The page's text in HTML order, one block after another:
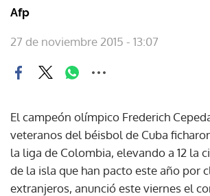
Afp
27 de noviembre 2015 - 13:07
El campeón olímpico Frederich
veteranos del béisbol de Cuba
la liga de Colombia, elevando a 12 la
de la isla que han pacto este año por
extranjeros, anunció este viernes el